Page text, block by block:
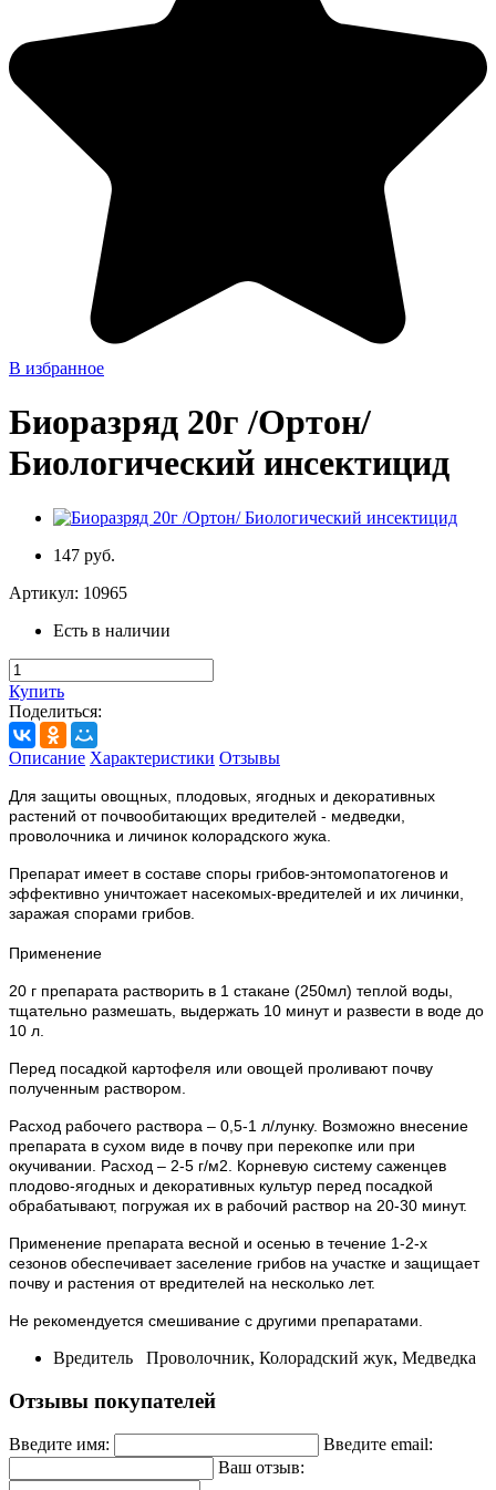
В избранное
Биоразряд 20г /Ортон/
Биологический инсектицид
147 руб.
Артикул: 10965
Есть в наличии
Купить
Поделиться:
Описание Характеристики Отзывы
Для защиты овощных, плодовых, ягодных и декоративных
растений от почвообитающих вредителей - медведки,
проволочника и личинок колорадского жука.
Препарат имеет в составе споры грибов-энтомопатогенов и
эффективно уничтожает насекомых-вредителей и их личинки,
заражая спорами грибов.
Применение
20 г препарата растворить в 1 стакане (250мл) теплой воды,
тщательно размешать, выдержать 10 минут и развести в воде до
10 л.
Перед посадкой картофеля или овощей проливают почву
полученным раствором.
Расход рабочего раствора – 0,5-1 л/лунку. Возможно внесение
препарата в сухом виде в почву при перекопке или при
окучивании. Расход – 2-5 г/м2. Корневую систему саженцев
плодово-ягодных и декоративных культур перед посадкой
обрабатывают, погружая их в рабочий раствор на 20-30 минут.
Применение препарата весной и осенью в течение 1-2-х
сезонов обеспечивает заселение грибов на участке и защищает
почву и растения от вредителей на несколько лет.
Не рекомендуется смешивание с другими препаратами.
Вредитель Проволочник, Колорадский жук, Медведка
Отзывы покупателей
Введите имя:
Введите email:
Ваш отзыв: